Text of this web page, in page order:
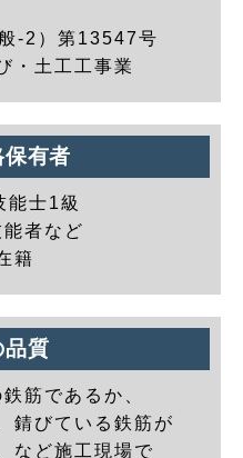
-2）第13547号
・土工工事業
有者
能士1級
者など
籍
品質
筋であるか、
錆びている鉄筋が
など施工現場で